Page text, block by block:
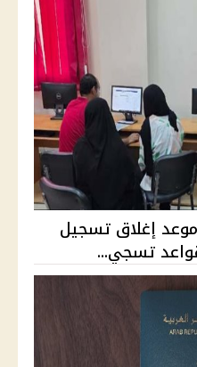
الجامعات 2026. موعد إغلاق تسجيل
تسجي...